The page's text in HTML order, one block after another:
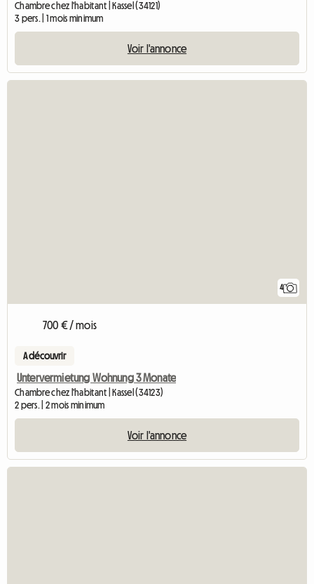
Chambre chez l'habitant | Kassel (34121)
3 pers. | 1 mois minimum
Voir l'annonce
4
700 € / mois
A découvrir
Untervermietung Wohnung 3 Monate
Chambre chez l'habitant | Kassel (34123)
2 pers. | 2 mois minimum
Voir l'annonce